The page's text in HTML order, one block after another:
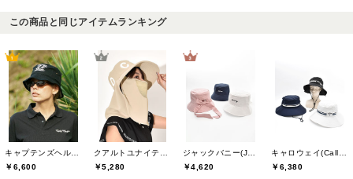
この商品と同じアイテムランキング
キャプテンズヘルムゴルフ(Captains Helm Golf)
￥6,600
クアルトユナイテッド(CUARTO UNITED)
￥5,280
ジャックバニー(Jack Bunny)
￥4,620
キャロウェイ(Callaway)
￥6,380